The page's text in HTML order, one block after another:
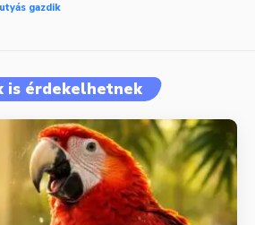
gazdik
is érdekelhetnek